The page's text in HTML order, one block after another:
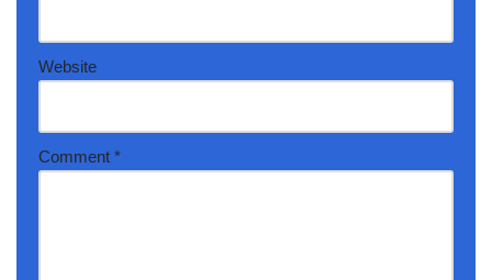
Website
Comment *